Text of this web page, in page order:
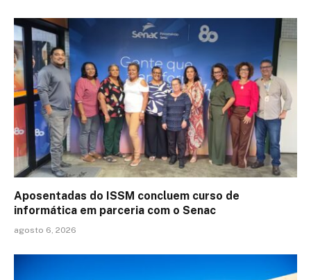
Aposentadas do ISSM concluem curso de
informática em parceria com o Senac
agosto 6, 2026